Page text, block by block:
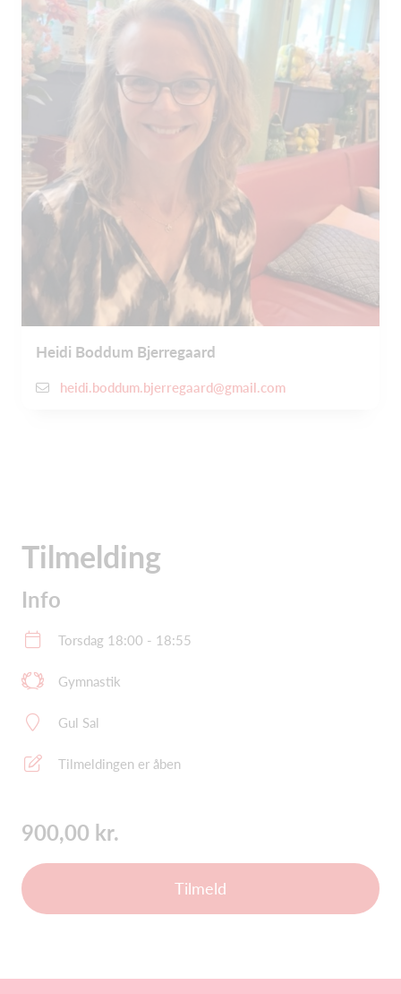
Heidi Boddum Bjerregaard
heidi.boddum.bjerregaard@gmail.com
Tilmelding
Info
Torsdag 18:00 - 18:55
Gymnastik
Gul Sal
Tilmeldingen er åben
900,00 kr.
Tilmeld